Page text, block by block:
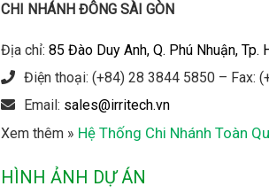
CHI NHÁNH ĐÔNG SÀI GÒN
Địa chỉ: 85 Đào Duy Anh, Q. Phú Nhuận, Tp.
Điện thoại: (+84) 28 3844 5850 – Fax:
Email: sales@irritech.vn
Xem thêm » Hệ Thống Chi Nhánh Toàn
HÌNH ẢNH DỰ ÁN